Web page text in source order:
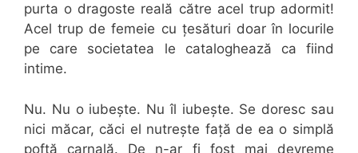
purta o dragoste reală către acel trup adormit!
Acel trup de femeie cu țesături doar în locurile
pe care societatea le cataloghează ca fiind
intime.
Nu. Nu o iubește. Nu îl iubește. Se doresc sau
nici măcar, căci el nutrește față de ea o simplă
poftă carnală. De n-ar fi fost mai devreme